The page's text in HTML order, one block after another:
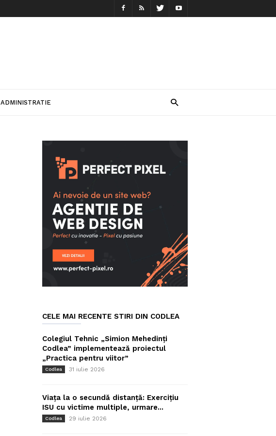
ADMINISTRATIE
CELE MAI RECENTE STIRI DIN CODLEA
Colegiul Tehnic „Simion Mehedinți
Codlea” implementează proiectul
„Practica pentru viitor”
Codlea 31 iulie 2026
Viața la o secundă distanță: Exercițiu
ISU cu victime multiple, urmare...
Codlea 29 iulie 2026